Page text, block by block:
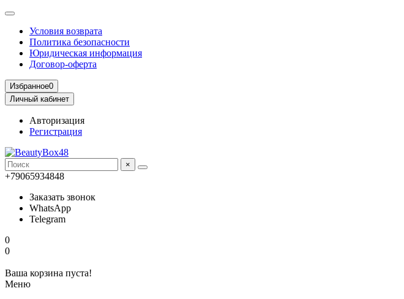
Условия возврата
Политика безопасности
Юридическая информация
Договор-оферта
Избранное0
Личный кабинет
Авторизация
Регистрация
×
+79065934848
Заказать звонок
WhatsApp
Telegram
0
0
Ваша корзина пуста!
Меню